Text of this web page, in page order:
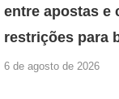
entre apostas e
restrições para
6 de agosto de 2026